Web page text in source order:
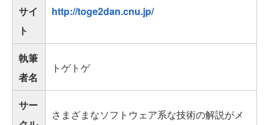
サイ
ト
http://toge2dan.cnu.jp/
執筆
者名
トゲトゲ
サー
さまざまなソフトウェア系な技術の解説がメ